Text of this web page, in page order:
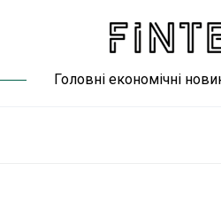
Головні економічні